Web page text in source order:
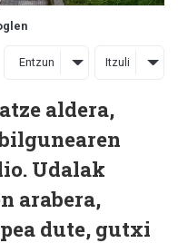
Entzun Itzuli
aldera,
Udalak
arabera,
dute, gutxi